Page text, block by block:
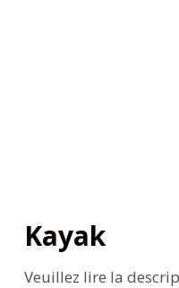
Kayak
Veuillez lire la